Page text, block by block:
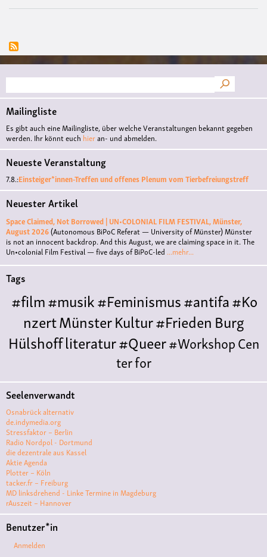
Suche
Mailingliste
Es gibt auch eine Mailingliste, über welche Veranstaltungen bekannt gegeben
werden. Ihr könnt euch hieran- und abmelden.
Neueste Veranstaltung
7.8.:Einsteiger*innen-Treffen und offenes Plenum vom Tierbefreiungstreff
Neuester Artikel
Space Claimed, Not Borrowed | UN•COLONIAL FILM FESTIVAL, Münster,
August 2026(Autonomous BiPoC Referat — University of Münster)Münster
is not an innocent backdrop. And this August, we are claiming space in it. The
Un•colonial Film Festival — five days of BiPoC-led ...mehr...
Tags
#film#musik#Feminismus#antifa#Ko
nzertMünsterKultur#FriedenBurg
Hülshoffliteratur#Queer#WorkshopCen
ter for
LiteraturePolyamoriePolytreff#liveKonzert
Polyamorietreff
Monogamie
ismuskunstantisemitismus
VKqueer
ve#film #kino #filmwerkstatt
#filmclub#Münster#BLACKBOXpunk#kino
#menschenrechte
Seelenverwandt
Osnabrück alternativ
de.indymedia.org
Stressfaktor – Berlin
Radio Nordpol - Dortmund
die dezentrale aus Kassel
Aktie Agenda
Plotter – Köln
tacker.fr – Freiburg
MD linksdrehend - Linke Termine in Magdeburg
rAuszeit – Hannover
Benutzer*in
Anmelden